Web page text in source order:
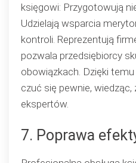
księgowi: Przygotowują
Udzielają wsparcia
kontroli. Reprezentują
pozwala przedsiębiorcy
obowiązkach. Dzięki
czuć się pewnie,
ekspertów.
7. Poprawa